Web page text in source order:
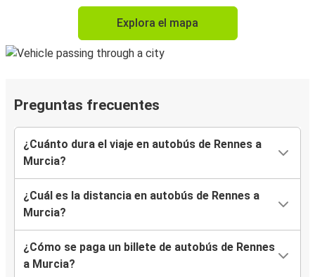
Explora el mapa
Preguntas frecuentes
¿Cuánto dura el viaje en autobús de Rennes a
Murcia?
¿Cuál es la distancia en autobús de Rennes a
Murcia?
¿Cómo se paga un billete de autobús de Rennes
a Murcia?